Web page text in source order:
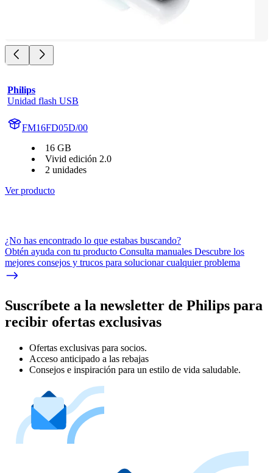
Philips
Unidad flash USB
FM16FD05D/00
16 GB
Vivid edición 2.0
2 unidades
Ver producto
¿No has encontrado lo que estabas buscando?
Obtén ayuda con tu producto Consulta manuales Descubre los
mejores consejos y trucos para solucionar cualquier problema
Suscríbete a la newsletter de Philips para
recibir ofertas exclusivas
Ofertas exclusivas para socios.
Acceso anticipado a las rebajas
Consejos e inspiración para un estilo de vida saludable.